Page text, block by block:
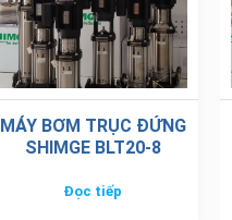
MÁY BƠM TRỤC ĐỨNG
SHIMGE BLT20-8
Đọc tiếp